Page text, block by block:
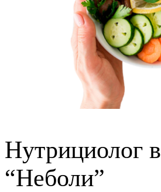
Нутрициолог в
“Неболи”